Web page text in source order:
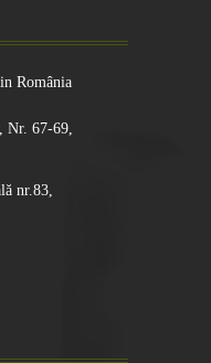
România
Nr. 67-69,
nr.83,